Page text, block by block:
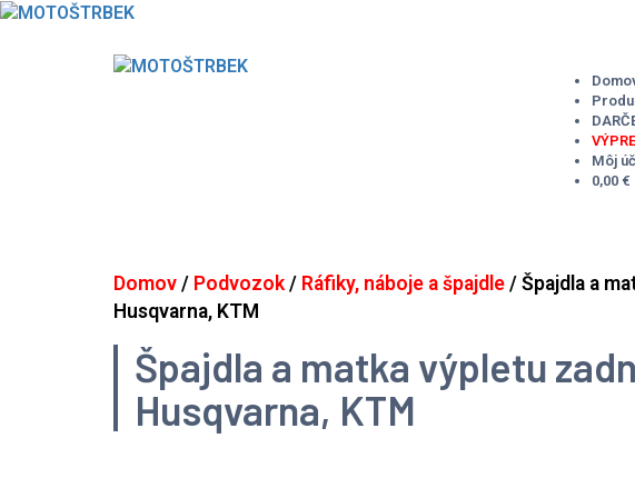
Môj
0,00 €
Domov / Podvozok / Ráfiky, náboje a špajdle / Špajdla a
Husqvarna, KTM
Špajdla a matka výpletu
Husqvarna, KTM